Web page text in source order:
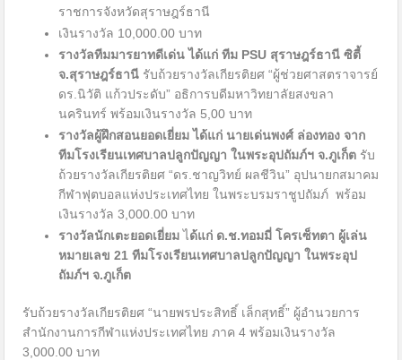
ราชการจังหวัดสุราษฎร์ธานี
เงินรางวัล 10,000.00 บาท
รางวัลทีมมารยาทดีเด่น ได้แก่ ทีม PSU สุราษฎร์ธานี ซิตี้
จ.สุราษฎร์ธานี รับถ้วยรางวัลเกียรติยศ “ผู้ช่วยศาสตราจารย์
ดร.นิวัติ แก้วประดับ” อธิการบดีมหาวิทยาลัยสงขลา
นครินทร์ พร้อมเงินรางวัล 5,00 บาท
รางวัลผู้ฝึกสอนยอดเยี่ยม ได้แก่ นายเด่นพงศ์ ล่องทอง จาก
ทีมโรงเรียนเทศบาลปลูกปัญญา ในพระอุปถัมภ์ฯ จ.ภูเก็ต รับ
ถ้วยรางวัลเกียรติยศ “ดร.ชาญวิทย์ ผลชีวิน” อุปนายกสมาคม
กีฬาฟุตบอลแห่งประเทศไทย ในพระบรมราชูปถัมภ์ พร้อม
เงินรางวัล 3,000.00 บาท
รางวัลนักเตะยอดเยี่ยมได้แก่ ด.ช.ทอมมี่ โครเซ็ทตา ผู้เล่น
หมายเลข21 ทีมโรงเรียนเทศบาลปลูกปัญญา ในพระอุป
ถัมภ์ฯ จ.ภูเก็ต
รับถ้วยรางวัลเกียรติยศ “นายพรประสิทธิ์ เล็กสุทธิ์” ผู้อำนวยการ
สำนักงานการกีฬาแห่งประเทศไทย ภาค 4 พร้อมเงินรางวัล
3,000.00 บาท